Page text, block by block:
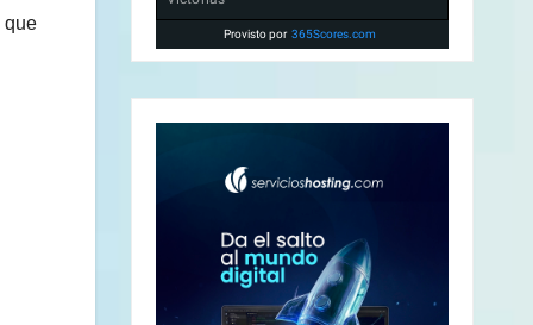
que
Provisto por 365Scores.com